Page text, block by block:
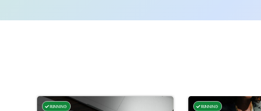
RUNNING RUNNING